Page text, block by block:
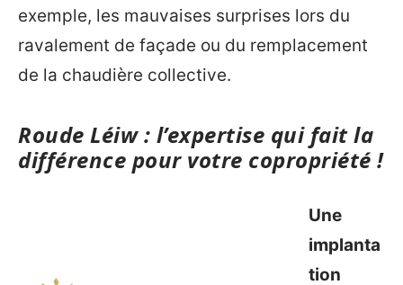
exemple, les mauvaises surprises lors du
ravalement de façade ou du remplacement
de la chaudière collective.
Roude Léiw : l’expertise qui fait la
différence pour votre copropriété !
Une
implanta
tion